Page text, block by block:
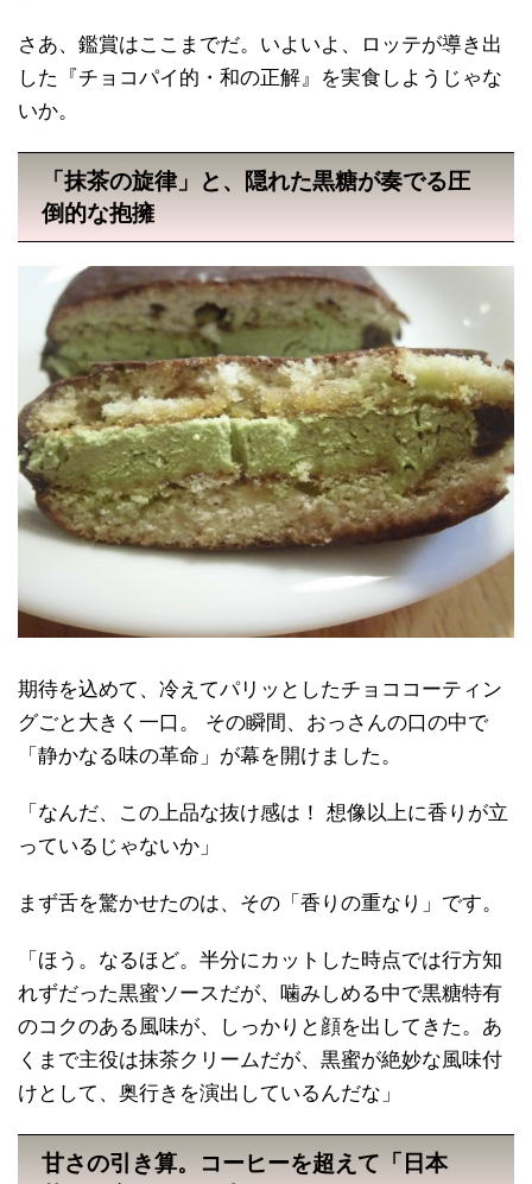
さあ、鑑賞はここまでだ。いよいよ、ロッテが導き出
した『チョコパイ的・和の正解』を実食しようじゃな
いか。
「抹茶の旋律」と、隠れた黒糖が奏でる圧
倒的な抱擁
期待を込めて、冷えてパリッとしたチョココーティン
グごと大きく一口。 その瞬間、おっさんの口の中で
「静かなる味の革命」が幕を開けました。
「なんだ、この上品な抜け感は！ 想像以上に香りが立
っているじゃないか」
まず舌を驚かせたのは、その「香りの重なり」です。
「ほう。なるほど。半分にカットした時点では行方知
れずだった黒蜜ソースだが、噛みしめる中で黒糖特有
のコクのある風味が、しっかりと顔を出してきた。あ
くまで主役は抹茶クリームだが、黒蜜が絶妙な風味付
けとして、奥行きを演出しているんだな」
甘さの引き算。コーヒーを超えて「日本